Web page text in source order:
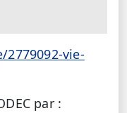
vie-
par :